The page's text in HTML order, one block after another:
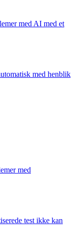
med AI med et
med henblik
med
test ikke kan